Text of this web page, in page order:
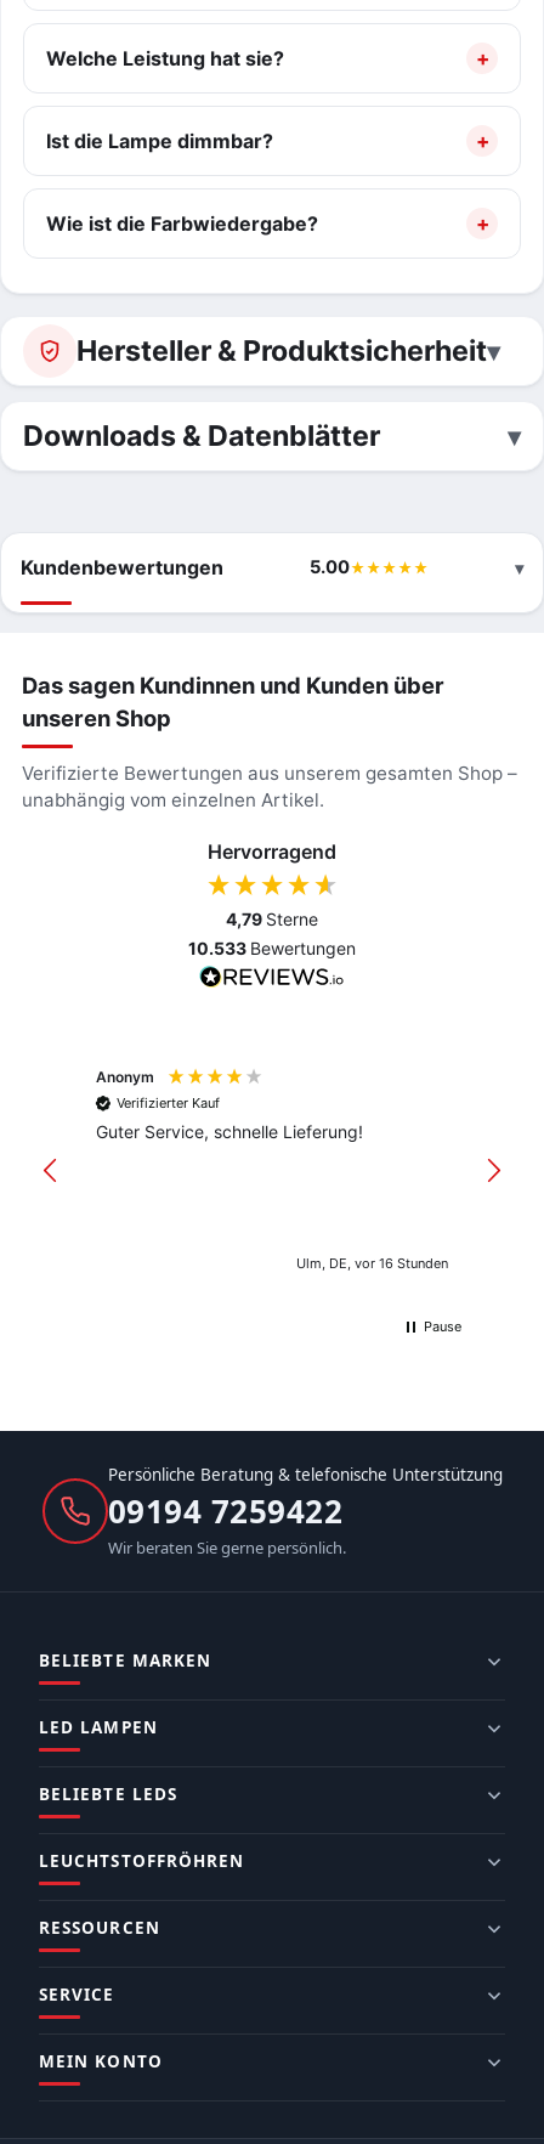
Welche Leistung hat sie?
Ist die Lampe dimmbar?
Wie ist die Farbwiedergabe?
Hersteller & Produktsicherheit
Downloads & Datenblätter
Kundenbewertungen 5.00
Das sagen Kundinnen und Kunden über
unseren Shop
Verifizierte Bewertungen aus unserem gesamten Shop –
unabhängig vom einzelnen Artikel.
Hervorragend
4,79 Sterne
10.533 Bewertungen
Anonym
Verifizierter Kauf
Guter Service, schnelle Lieferung!
Ulm, DE, vor 16 Stunden
Pause
Persönliche Beratung & telefonische Unterstützung
09194 7259422
Wir beraten Sie gerne persönlich.
BELIEBTE MARKEN
LED LAMPEN
BELIEBTE LEDS
LEUCHTSTOFFRÖHREN
RESSOURCEN
SERVICE
MEIN KONTO